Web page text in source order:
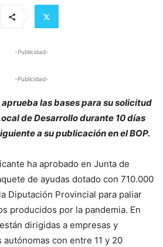
-Publicidad-
-Publicidad-
las bases para su solicitud
de Desarrollo durante 10 días
a su publicación en el BOP.
ha aprobado en Junta de
de ayudas dotado con 710.000
Diputación Provincial para paliar
producidos por la pandemia. En
dirigidas a empresas y
con entre 11 y 20